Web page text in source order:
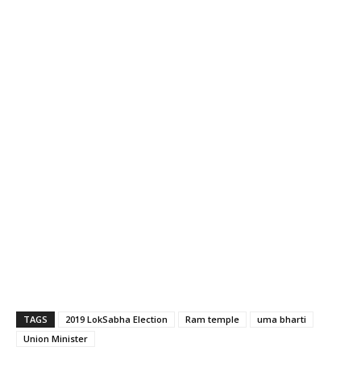
TAGS 2019 LokSabha Election Ram temple
uma bharti
Union Minister